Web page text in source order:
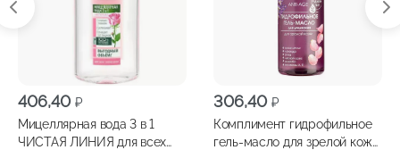
406,40 ₽
Мицеллярная вода 3 в 1
ЧИСТАЯ ЛИНИЯ для всех
306,40 ₽
Комплимент гидрофильное
гель-масло для зрелой кожи